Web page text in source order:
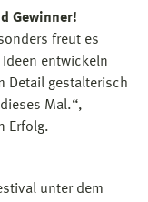
Gewinner!
freut es
entwickeln
Detail gestalterisch
Mal.“,
Erfolg.
unter dem